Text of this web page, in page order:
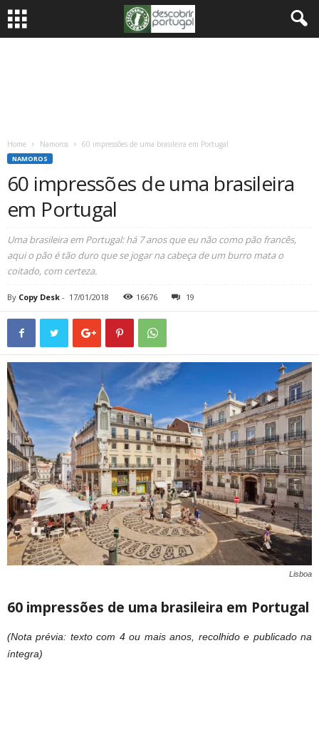
Home Namoros 60 impressões de uma brasileira em Portugal
NAMOROS
60 impressões de uma brasileira
em Portugal
Uma brasileira em Portugal: há 7 anos que eu não como pão francês,
aqui o pão é tão duro que se jogar na cabeça de um burro mata o
coitado, com certeza.
By Copy Desk - 17/01/2018 16676 19
Lisboa
60 impressões de uma brasileira em Portugal
(Nota prévia: texto com 4 ou mais anos, recolhido e publicado na
íntegra)